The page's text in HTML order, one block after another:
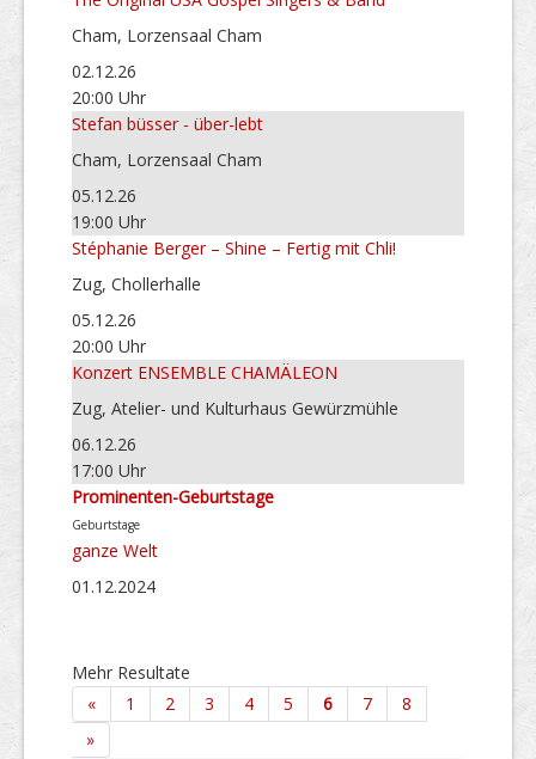
Cham, Lorzensaal Cham
02.12.26
20:00 Uhr
Stefan büsser - über-lebt
Cham, Lorzensaal Cham
05.12.26
19:00 Uhr
Stéphanie Berger – Shine – Fertig mit Chli!
Zug, Chollerhalle
05.12.26
20:00 Uhr
Konzert ENSEMBLE CHAMÄLEON
Zug, Atelier- und Kulturhaus Gewürzmühle
06.12.26
17:00 Uhr
Prominenten-Geburtstage
Geburtstage
ganze Welt
01.12.2024
Mehr Resultate
«
1 2 3 4 5 6 7
8
»